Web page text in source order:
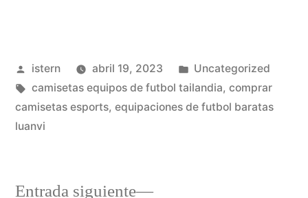
Publicado
por
istern abril 19, 2023
Publicado
en
Uncategorized
Etiquetas:
camisetas equipos de futbol tailandia, comprar
camisetas esports, equipaciones de futbol baratas
luanvi
Entrada siguiente Entrada